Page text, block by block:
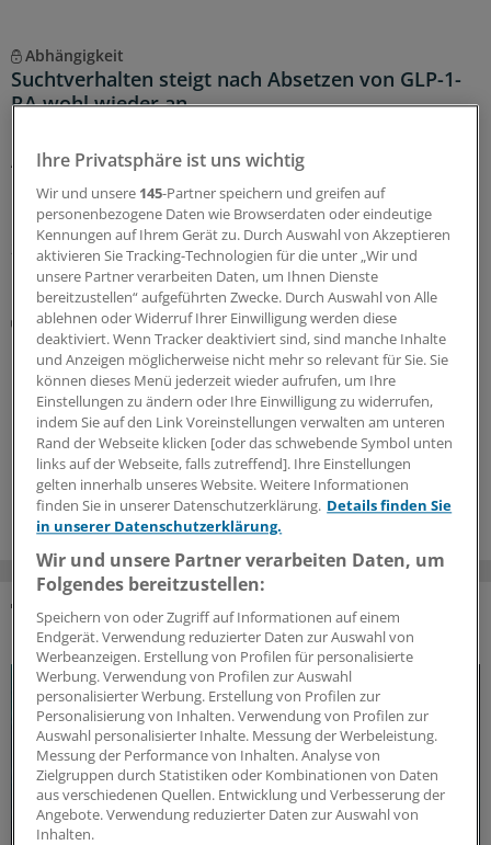
Abhängigkeit
Suchtverhalten steigt nach Absetzen von GLP-1-
RA wohl wieder an
Alkohol und anderen Substanzen wahrscheinlich
reduzieren. Der Effekt hält offenbar nicht an, wenn die
Präparate wieder abgesetzt werden.
21.07.2026
Therapieorientierung
Bundesärztekammer aktualisiert Leitlinie zur
Drogenersatztherapie
Naloxon kann Leben retten. Auch im Rahmen einer
Drogenersatztherapie, insbesondere zu deren Beginn,
ist die Verordnung des Opioid-Antagonisten angezeigt.
17.07.2026
DAS KÖNNTE SIE AUCH INTERESSIEREN
Ihre Privatsphäre ist uns wichtig
Wir und unsere 145-Partner speichern und greifen auf
personenbezogene Daten wie Browserdaten oder eindeutige
Kennungen auf Ihrem Gerät zu. Durch Auswahl von Akzeptieren
aktivieren Sie Tracking-Technologien für die unter „Wir und
unsere Partner verarbeiten Daten, um Ihnen Dienste
bereitzustellen“ aufgeführten Zwecke. Durch Auswahl von Alle
ablehnen oder Widerruf Ihrer Einwilligung werden diese
deaktiviert. Wenn Tracker deaktiviert sind, sind manche Inhalte
und Anzeigen möglicherweise nicht mehr so relevant für Sie. Sie
können dieses Menü jederzeit wieder aufrufen, um Ihre
Einstellungen zu ändern oder Ihre Einwilligung zu widerrufen,
indem Sie auf den Link Voreinstellungen verwalten am unteren
Rand der Webseite klicken [oder das schwebende Symbol unten
links auf der Webseite, falls zutreffend]. Ihre Einstellungen
gelten innerhalb unseres Website. Weitere Informationen
finden Sie in unserer Datenschutzerklärung. Details finden Sie
in unserer Datenschutzerklärung.
Wir und unsere Partner verarbeiten Daten, um
Folgendes bereitzustellen:
Speichern von oder Zugriff auf Informationen auf einem
Endgerät. Verwendung reduzierter Daten zur Auswahl von
Werbeanzeigen. Erstellung von Profilen für personalisierte
Werbung. Verwendung von Profilen zur Auswahl
personalisierter Werbung. Erstellung von Profilen zur
Personalisierung von Inhalten. Verwendung von Profilen zur
Auswahl personalisierter Inhalte. Messung der Werbeleistung.
Messung der Performance von Inhalten. Analyse von
Zielgruppen durch Statistiken oder Kombinationen von Daten
aus verschiedenen Quellen. Entwicklung und Verbesserung der
Angebote. Verwendung reduzierter Daten zur Auswahl von
Inhalten.